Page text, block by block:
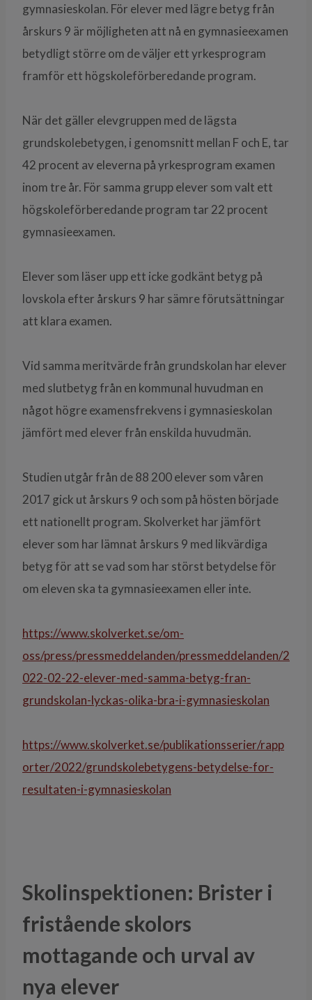
gymnasieskolan. För elever med lägre betyg från
årskurs 9 är möjligheten att nå en gymnasieexamen
betydligt större om de väljer ett yrkesprogram
framför ett högskoleförberedande program.
När det gäller elevgruppen med de lägsta
grundskolebetygen, i genomsnitt mellan F och E, tar
42 procent av eleverna på yrkesprogram examen
inom tre år. För samma grupp elever som valt ett
högskoleförberedande program tar 22 procent
gymnasieexamen.
Elever som läser upp ett icke godkänt betyg på
lovskola efter årskurs 9 har sämre förutsättningar
att klara examen.
Vid samma meritvärde från grundskolan har elever
med slutbetyg från en kommunal huvudman en
något högre examensfrekvens i gymnasieskolan
jämfört med elever från enskilda huvudmän.
Studien utgår från de 88 200 elever som våren
2017 gick ut årskurs 9 och som på hösten började
ett nationellt program. Skolverket har jämfört
elever som har lämnat årskurs 9 med likvärdiga
betyg för att se vad som har störst betydelse för
om eleven ska ta gymnasieexamen eller inte.
https://www.skolverket.se/om-
oss/press/pressmeddelanden/pressmeddelanden/2
022-02-22-elever-med-samma-betyg-fran-
grundskolan-lyckas-olika-bra-i-gymnasieskolan
https://www.skolverket.se/publikationsserier/rapp
orter/2022/grundskolebetygens-betydelse-for-
resultaten-i-gymnasieskolan
Skolinspektionen: Brister i
fristående skolors
mottagande och urval av
nya elever